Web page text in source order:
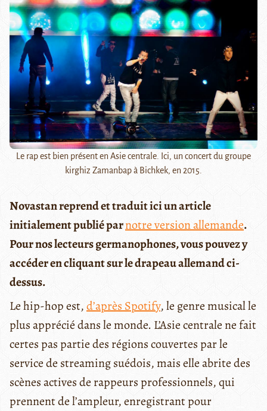
Le rap est bien présent en Asie centrale. Ici, un concert du groupe
kirghiz Zamanbap à Bichkek, en 2015.
Novastan reprend et traduit ici un article
initialement publié parnotre version allemande.
Pour nos lecteurs germanophones, vous pouvez y
accéder en cliquant sur le drapeau allemand ci-
dessus.
Le hip-hop est,d’après Spotify, le genre musical le
plus apprécié dans le monde. L’Asie centrale ne fait
certes pas partie des régions couvertes par le
service de streaming suédois, mais elle abrite des
scènes actives de rappeurs professionnels, qui
prennent de l’ampleur, enregistrant pour